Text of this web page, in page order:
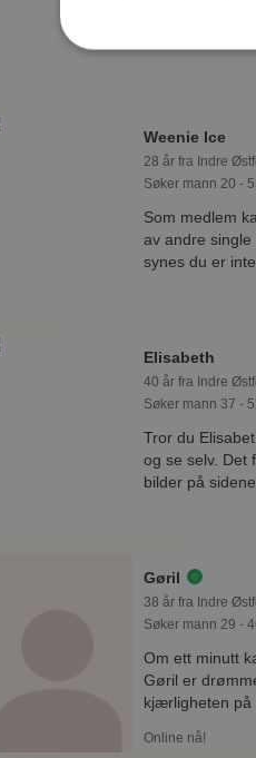
Weenie Ice
28 år fra Indre
Søker mann 20 -
Som medlem
av andre
synes du er
Elisabeth
40 år fra Indre
Søker mann 37 -
Tror du
og se selv. Det
bilder på sidene.
Gøril
38 år fra Indre
Søker mann 29 -
Om ett minutt
Gøril er
kjærligheten på
Online nå!